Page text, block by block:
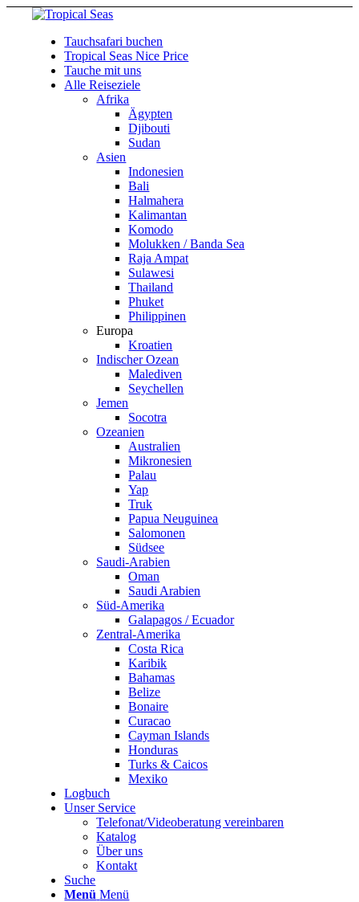
Tauchsafari buchen
Tropical Seas Nice Price
Tauche mit uns
Alle Reiseziele
Afrika
Ägypten
Djibouti
Sudan
Asien
Indonesien
Bali
Halmahera
Kalimantan
Komodo
Molukken / Banda Sea
Raja Ampat
Sulawesi
Thailand
Phuket
Philippinen
Europa
Kroatien
Indischer Ozean
Malediven
Seychellen
Jemen
Socotra
Ozeanien
Australien
Mikronesien
Palau
Yap
Truk
Papua Neuguinea
Salomonen
Südsee
Saudi-Arabien
Oman
Saudi Arabien
Süd-Amerika
Galapagos / Ecuador
Zentral-Amerika
Costa Rica
Karibik
Bahamas
Belize
Bonaire
Curacao
Cayman Islands
Honduras
Turks & Caicos
Mexiko
Logbuch
Unser Service
Telefonat/Videoberatung vereinbaren
Katalog
Über uns
Kontakt
Suche
Menü Menü